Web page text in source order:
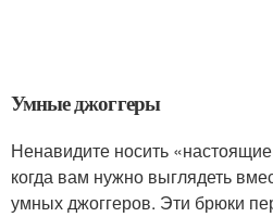
Умные джоггеры
Ненавидите носить
когда вам нужно выглядеть
умных джоггеров. Эти брюки